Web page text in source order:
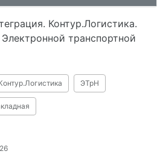
Контур.Логистика.
транспортной
ЭТрН